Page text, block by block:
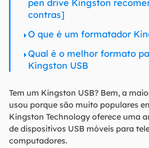
pen drive Kingston
contras]
O que é um formatador
Qual é o melhor formato
Kingston USB
Tem um Kingston USB? Bem, a
usou porque são muito populares
Kingston Technology oferece uma
de dispositivos USB móveis para
computadores.